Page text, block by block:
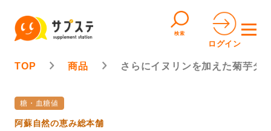
検索
ログイン
TOP 商品 さらにイヌリンを加えた菊芋タ
糖・血糖値
阿蘇自然の恵み総本舗